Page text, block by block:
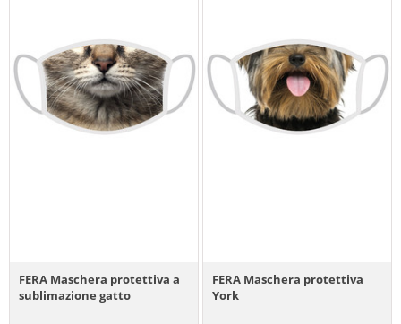
FERA Maschera protettiva a
sublimazione gatto
FERA Maschera protettiva
York